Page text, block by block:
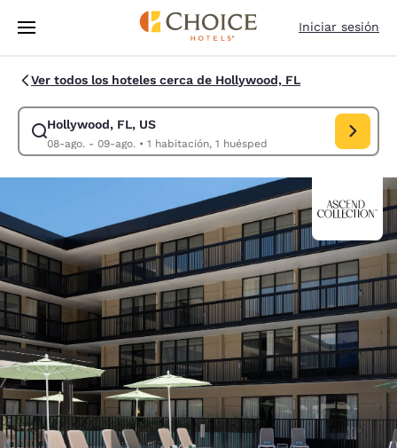
Pasar A Contenido Principal
Iniciar sesión
Ver todos los hoteles cerca de Hollywood, FL
Hollywood, FL, US
08-ago. - 09-ago.• 1 habitación, 1 huésped
Modificar la búsqueda de Hollywood, FL, US. Fecha de check-in 08-